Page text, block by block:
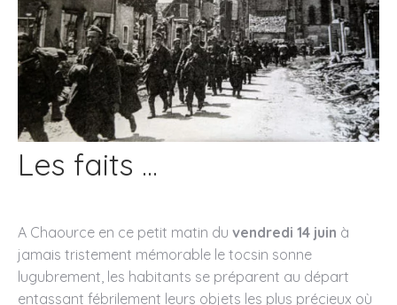
Les faits ...
A Chaource en ce petit matin du vendredi 14 juin à
jamais tristement mémorable le tocsin sonne
lugubrement, les habitants se préparent au départ
entassant fébrilement leurs objets les plus précieux où